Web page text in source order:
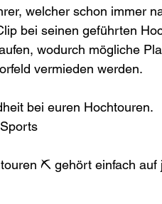
welcher schon immer
bei seinen geführten
wodurch mögliche
vermieden werden.
bei euren Hochtouren.
⛏ gehört einfach auf